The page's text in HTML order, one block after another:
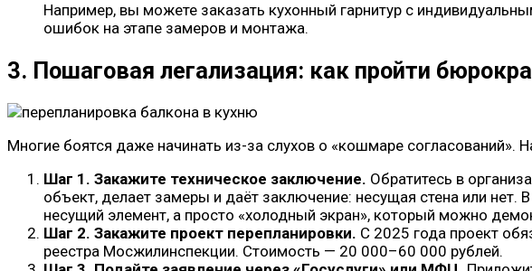
Например, вы можете заказать кухонный гарнитур с
ошибок на этапе замеров и монтажа.
3. Пошаговая легализация: как пройти
Многие боятся даже начинать из-за слухов о «кошмаре согласований».
Шаг 1. Закажите техническое заключение. Обратитесь в
объект, делает замеры и даёт заключение: несущая стена или
несущий элемент, а просто «холодный экран», который можно
Шаг 2. Закажите проект перепланировки. С 2025 года проект
реестра Мосжилинспекции. Стоимость — 20 000–60 000 рублей.